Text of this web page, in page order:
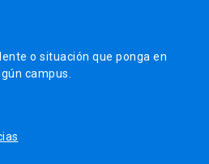
o situación que ponga en
campus.